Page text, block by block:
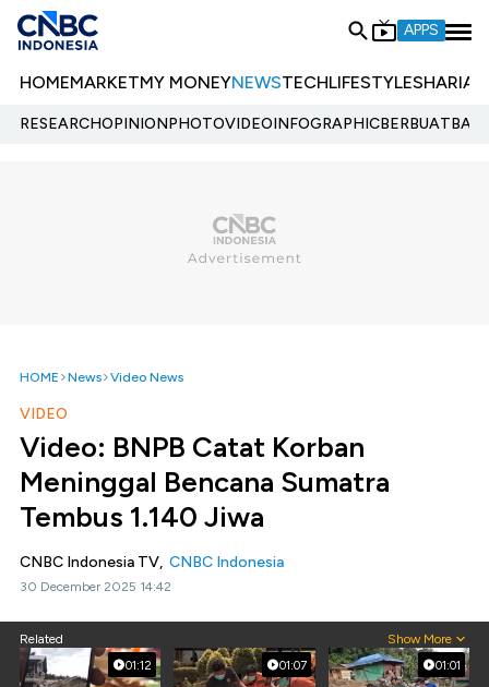
APPS
HOMEMARKETMY MONEYNEWSTECHLIFESTYLESHARIA
RESEARCHOPINIONPHOTOVIDEOINFOGRAPHIC
HOME News Video News
VIDEO
Video: BNPB Catat Korban
Meninggal Bencana Sumatra
Tembus 1.140 Jiwa
CNBC Indonesia TV, CNBC Indonesia
30 December 2025 14:42
Related Show More
01:12 01:07 01:01